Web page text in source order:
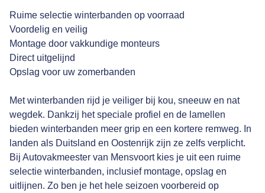
Ruime selectie winterbanden op voorraad
Voordelig en veilig
Montage door vakkundige monteurs
Direct uitgelijnd
Opslag voor uw zomerbanden
Met winterbanden rijd je veiliger bij kou, sneeuw en nat
wegdek. Dankzij het speciale profiel en de lamellen
bieden winterbanden meer grip en een kortere remweg. In
landen als Duitsland en Oostenrijk zijn ze zelfs verplicht.
Bij Autovakmeester van Mensvoort kies je uit een ruime
selectie winterbanden, inclusief montage, opslag en
uitlijnen. Zo ben je het hele seizoen voorbereid op